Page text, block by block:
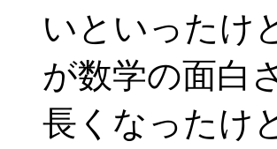
いといったけ
が数学の面白
長くなったけ